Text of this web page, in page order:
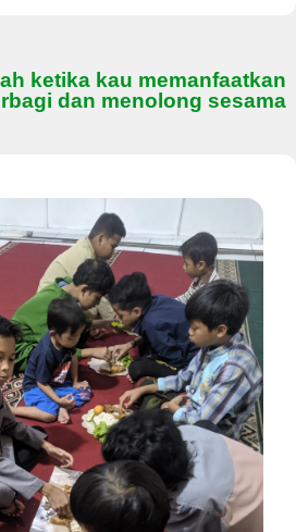
ketika kau memanfaatkan
dan menolong sesama